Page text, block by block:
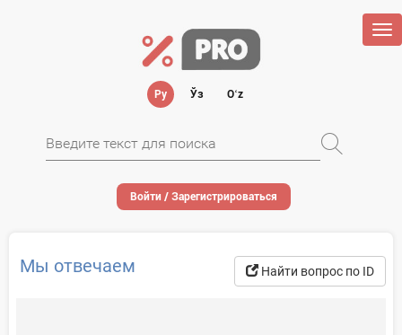
Ру Ўз Oʻz
Войти / Зарегистрироваться
Найти вопрос по ID
Мы отвечаем